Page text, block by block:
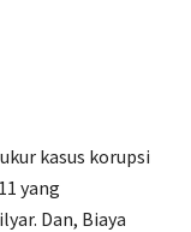
kasus korupsi
yang
Dan, Biaya